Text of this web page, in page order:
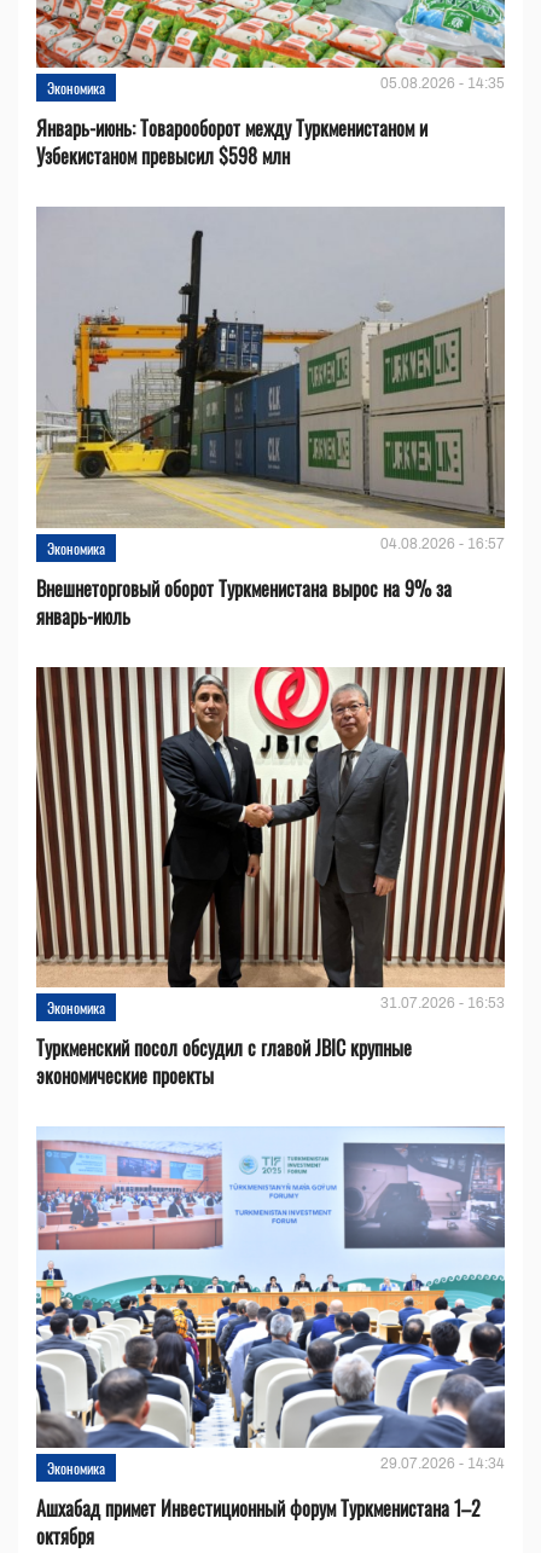
Экономика 05.08.2026 - 14:35
Январь-июнь: Товарооборот между Туркменистаном и
Узбекистаном превысил $598 млн
Экономика 04.08.2026 - 16:57
Внешнеторговый оборот Туркменистана вырос на 9% за
январь-июль
Экономика 31.07.2026 - 16:53
Туркменский посол обсудил с главой JBIC крупные
экономические проекты
Экономика 29.07.2026 - 14:34
Ашхабад примет Инвестиционный форум Туркменистана 1–2
октября